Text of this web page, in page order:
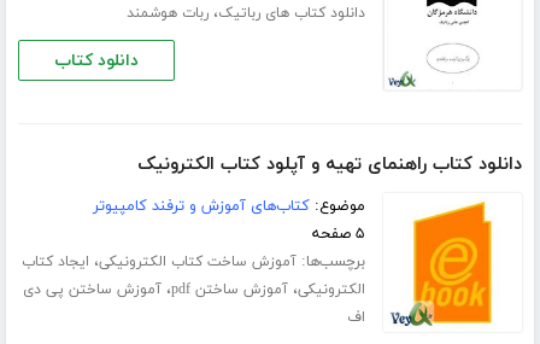
دانلود کتاب های رباتیک،ربات هوشمند
دانلود کتاب
دانلود کتاب راهنمای تهیه و آپلود کتاب الکترونیک
موضوع:کتاب‌های آموزش و ترفند کامپیوتر
۵ صفحه
برچسب‌ها:آموزش ساخت کتاب الکترونیکی، ایجاد کتاب
الکترونیکی،آموزش ساختن pdf ،آموزش ساختن پی دی
اف